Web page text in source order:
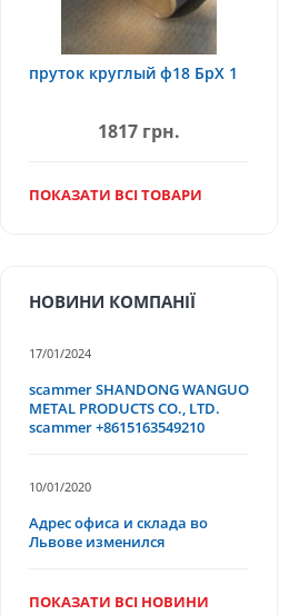
пруток круглый ф18 БрХ 1
1817 грн.
ПОКАЗАТИ ВСІ ТОВАРИ
НОВИНИ КОМПАНІЇ
17/01/2024
scammer SHANDONG WANGUO
METAL PRODUCTS CO., LTD.
scammer +8615163549210
10/01/2020
Адрес офиса и склада во
Львове изменился
ПОКАЗАТИ ВСІ НОВИНИ